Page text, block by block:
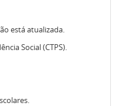
está atualizada.
Social (CTPS).